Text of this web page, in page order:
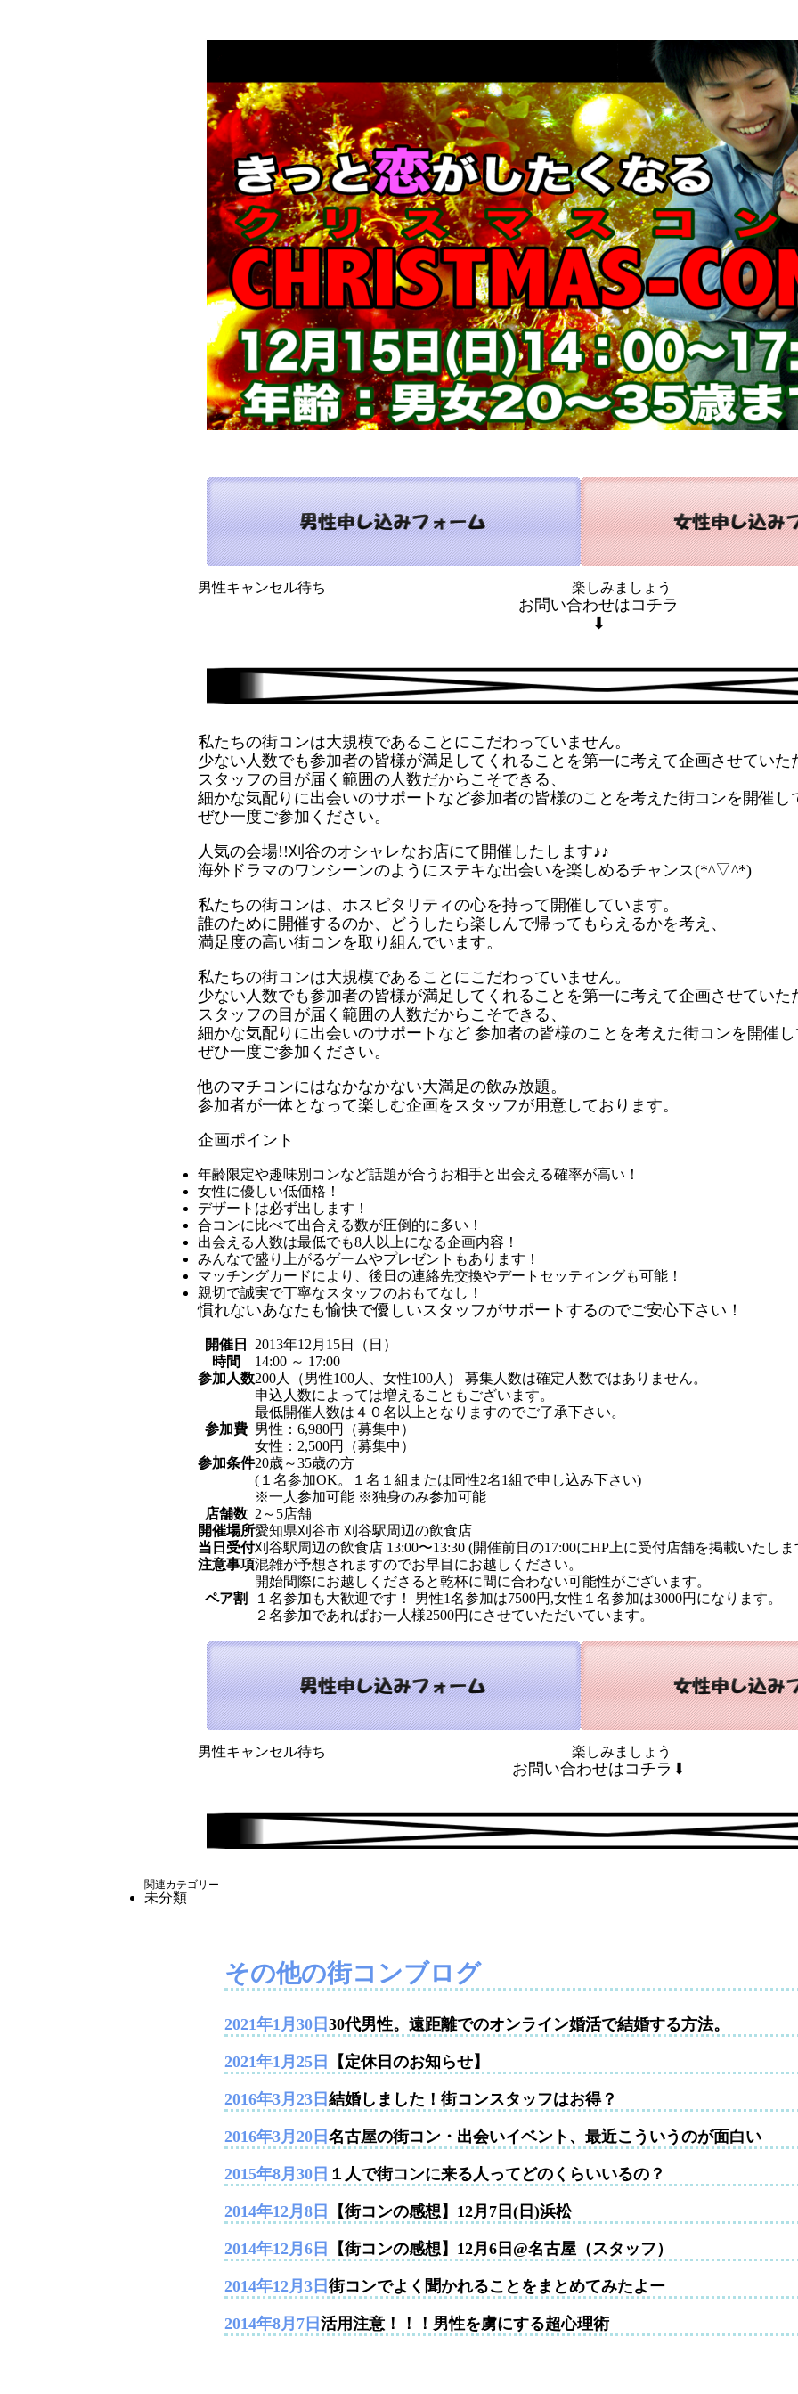
男性キャンセル待ち 楽しみましょう
お問い合わせはコチラ
⬇
私たちの街コンは大規模であることにこだわっていません。
少ない人数でも参加者の皆様が満足してくれることを第一に考えて企画させていた
スタッフの目が届く範囲の人数だからこそできる、
細かな気配りに出会いのサポートなど参加者の皆様のことを考えた街コンを開催し
ぜひ一度ご参加ください。
人気の会場!!刈谷のオシャレなお店にて開催したします♪♪
海外ドラマのワンシーンのようにステキな出会いを楽しめるチャンス(*^▽^*)
私たちの街コンは、ホスピタリティの心を持って開催しています。
誰のために開催するのか、どうしたら楽しんで帰ってもらえるかを考え、
満足度の高い街コンを取り組んでいます。
私たちの街コンは大規模であることにこだわっていません。
少ない人数でも参加者の皆様が満足してくれることを第一に考えて企画させていた
スタッフの目が届く範囲の人数だからこそできる、
細かな気配りに出会いのサポートなど 参加者の皆様のことを考えた街コンを開催
ぜひ一度ご参加ください。
他のマチコンにはなかなかない大満足の飲み放題。
参加者が一体となって楽しむ企画をスタッフが用意しております。
企画ポイント
年齢限定や趣味別コンなど話題が合うお相手と出会える確率が高い！
女性に優しい低価格！
デザートは必ず出します！
合コンに比べて出合える数が圧倒的に多い！
出会える人数は最低でも8人以上になる企画内容！
みんなで盛り上がるゲームやプレゼントもあります！
マッチングカードにより、後日の連絡先交換やデートセッティングも可能！
親切で誠実で丁寧なスタッフのおもてなし！
慣れないあなたも愉快で優しいスタッフがサポートするのでご安心下さい！
開催日
2013年12月15日（日）
時間
14:00 ～ 17:00
参加人数200人（男性100人、女性100人） 募集人数は確定人数ではありません。
申込人数によっては増えることもございます。
最低開催人数は４０名以上となりますのでご了承下さい。
参加費 男性：6,980円（募集中）
女性：2,500円（募集中）
参加条件20歳～35歳の方
(１名参加OK。１名１組または同性2名1組で申し込み下さい)
※一人参加可能 ※独身のみ参加可能
店舗数 2～5店舗
開催場所愛知県刈谷市 刈谷駅周辺の飲食店
当日受付刈谷駅周辺の飲食店 13:00〜13:30 (開催前日の17:00にHP上に受付店舗を掲載いたしま
注意事項混雑が予想されますのでお早目にお越しください。
開始間際にお越しくださると乾杯に間に合わない可能性がございます。
ペア割
１名参加も大歓迎です！ 男性1名参加は7500円,女性１名参加は3000円になります。
２名参加であればお一人様2500円にさせていただいています。
男性キャンセル待ち 楽しみましょう
お問い合わせはコチラ⬇
関連カテゴリー
未分類
その他の街コンブログ
2021年1月30日 30代男性。遠距離でのオンライン婚活で結婚する方法。
2021年1月25日 【定休日のお知らせ】
2016年3月23日 結婚しました！街コンスタッフはお得？
2016年3月20日 名古屋の街コン・出会いイベント、最近こういうのが面白い
2015年8月30日 １人で街コンに来る人ってどのくらいいるの？
2014年12月8日 【街コンの感想】12月7日(日)浜松
2014年12月6日 【街コンの感想】12月6日@名古屋（スタッフ）
2014年12月3日 街コンでよく聞かれることをまとめてみたよー
2014年8月7日 活用注意！！！男性を虜にする超心理術